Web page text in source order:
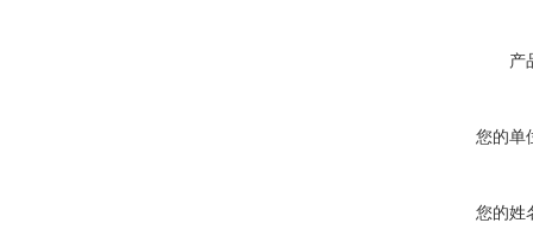
产
您的单
您的姓